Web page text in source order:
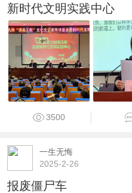
新时代文明实践中心
3500
一生无悔
2025-2-26
报废僵尸车